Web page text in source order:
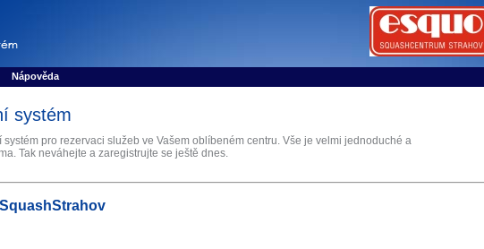
rezervace sportu
Nápověda
systém
pro rezervaci služeb ve Vašem oblíbeném centru. Vše je velmi jednoduché a
Tak neváhejte a zaregistrujte se ještě dnes.